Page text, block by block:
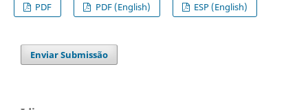
PDF
PDF (English) ESP (English)
Enviar Submissão